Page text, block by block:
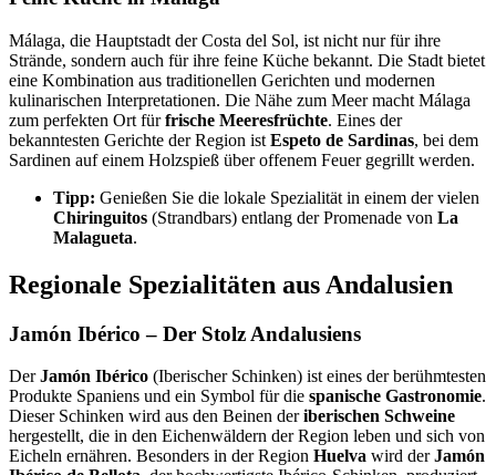
Málaga, die Hauptstadt der Costa del Sol, ist nicht nur für ihre
Strände, sondern auch für ihre feine Küche bekannt. Die Stadt bietet
eine Kombination aus traditionellen Gerichten und modernen
kulinarischen Interpretationen. Die Nähe zum Meer macht Málaga
zum perfekten Ort fürfrische Meeresfrüchte. Eines der
bekanntesten Gerichte der Region ist Espeto de Sardinas, bei dem
Sardinen auf einem Holzspieß über offenem Feuer gegrillt werden.
Tipp: Genießen Sie die lokale Spezialität in einem der vielen
Chiringuitos (Strandbars) entlang der Promenade von La
Malagueta.
Regionale Spezialitäten aus Andalusien
Jamón Ibérico – Der Stolz Andalusiens
DerJamón Ibérico (Iberischer Schinken) ist eines der berühmtesten
Produkte Spaniens und ein Symbol für die spanische Gastronomie.
Dieser Schinken wird aus den Beinen deriberischen Schweine
hergestellt, die in den Eichenwäldern der Region leben und sich von
Eicheln ernähren. Besonders in der Region Huelva wird derJamón